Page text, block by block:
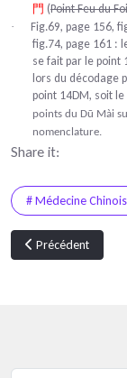
門 (Point Feu du
·
Fig.69, page 156,
fig.74, page 161 :
se fait par le point
lors du décodage
point 14DM, soit
points du Dū Mài
nomenclature.
Share it:
# Médecine
Article précédent :
Précédent